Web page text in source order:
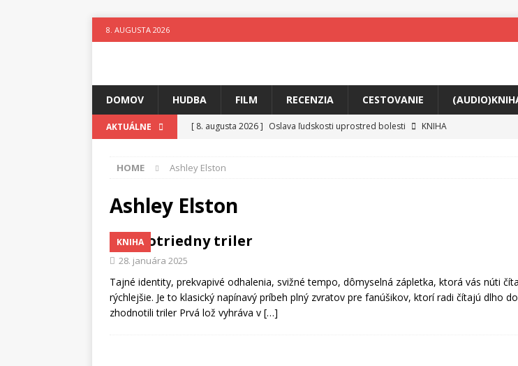
8. AUGUSTA 2026
DOMOV HUDBA FILM RECENZIA CESTOVANIE
AKTUÁLNE [ 8. augusta 2026 ] Oslava ľudskosti uprostred bolesti
KNIHA
[ 7. augusta 2026 ]
[ 6. augusta 2026 ]
[ 4. augusta 2026 ]
HOME Ashley Elston
Ashley Elston
KNIHA
Prvotriedny triler
28. januára 2025
Tajné identity, prekvapivé odhalenia, svižné tempo, dômyselná zápletka, ktorá vás núti
rýchlejšie. Je to klasický napínavý príbeh plný zvratov pre fanúšikov, ktorí radi čítajú dlho
zhodnotili triler Prvá lož vyhráva v […]